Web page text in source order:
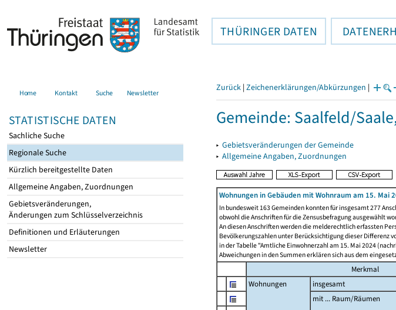
THÜRINGER DATEN
Home Kontakt Suche Newsletter
STATISTISCHE DATEN
Sachliche Suche
Regionale Suche
Kürzlich bereitgestellte Daten
Allgemeine Angaben, Zuordnungen
Gebietsveränderungen,
Änderungen zum Schlüsselverzeichnis
Definitionen und Erläuterungen
Newsletter
Zurück | Zeichenerklärungen/Abkürzungen |
Gemeinde: Saalfeld/
▸ Gebietsveränderungen der Gemeinde
▸ Allgemeine Angaben, Zuordnungen
Wohnungen in Gebäuden mit Wohnraum am 15. Mai
In bundesweit 163 Gemeinden konnten für insgesamt 277
obwohl die Anschriften für die Zensusbefragung ausgewählt
An diesen Anschriften werden die melderechtlich erfassten
Bevölkerungszahlen unter Berücksichtigung dieser Differenz
in der Tabelle "Amtliche Einwohnerzahl am 15. Mai 2024
Abweichungen in den Summen erklären sich aus dem
Merkmal
Wohnungen
insgesamt
mit ... Raum/Räumen